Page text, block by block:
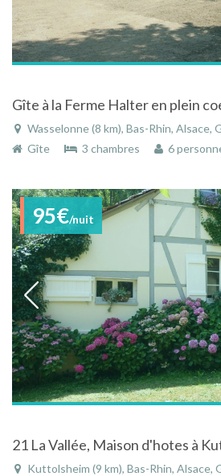
Wasselonne (8 km), Bas-Rhin, Alsace,
Gîte
3 chambres 6
95€/nuit
21 La Vallée, Maison d'hotes à
Kuttolsheim (9 km), Bas-Rhin, Alsace,